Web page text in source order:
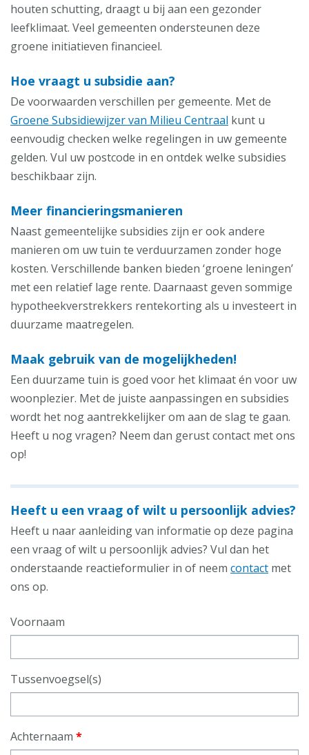
houten schutting, draagt u bij aan een gezonder
leefklimaat. Veel gemeenten ondersteunen deze
groene initiatieven financieel.
Hoe vraagt u subsidie aan?
De voorwaarden verschillen per gemeente. Met de
Groene Subsidiewijzer van Milieu Centraal kunt u
eenvoudig checken welke regelingen in uw gemeente
gelden. Vul uw postcode in en ontdek welke subsidies
beschikbaar zijn.
Meer financieringsmanieren
Naast gemeentelijke subsidies zijn er ook andere
manieren om uw tuin te verduurzamen zonder hoge
kosten. Verschillende banken bieden ‘groene leningen’
met een relatief lage rente. Daarnaast geven sommige
hypotheekverstrekkers rentekorting als u investeert in
duurzame maatregelen.
Maak gebruik van de mogelijkheden!
Een duurzame tuin is goed voor het klimaat én voor uw
woonplezier. Met de juiste aanpassingen en subsidies
wordt het nog aantrekkelijker om aan de slag te gaan.
Heeft u nog vragen? Neem dan gerust contact met ons
op!
Heeft u een vraag of wilt u persoonlijk advies?
Heeft u naar aanleiding van informatie op deze pagina
een vraag of wilt u persoonlijk advies? Vul dan het
onderstaande reactieformulier in of neem contact met
ons op.
Voornaam
Tussenvoegsel(s)
Achternaam *